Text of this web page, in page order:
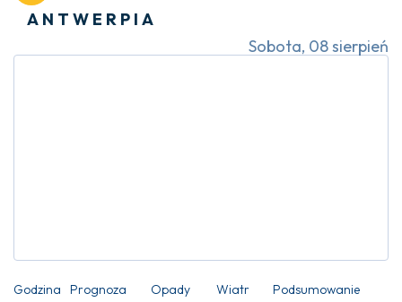
ANTWERPIA
Sobota, 08 sierpień
Godzina Prognoza Opady Wiatr Podsumowanie